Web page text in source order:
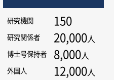
研究機関 150
研究関係者 20,000人
博士号保持者 8,000人
外国人 12,000人